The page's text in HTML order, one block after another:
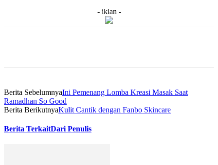
- iklan -
Berita SebelumnyaIni Pemenang Lomba Kreasi Masak Saat
Ramadhan So Good
Berita BerikutnyaKulit Cantik dengan Fanbo Skincare
Berita TerkaitDari Penulis